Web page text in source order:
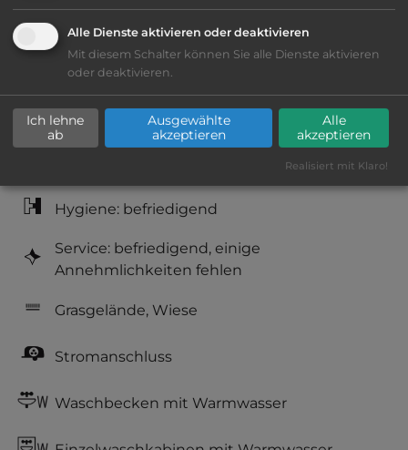
Lage: schön
Platzeinrichtung: befriedigend
Geräuschkulisse: überwiegend ruhig
Hygiene: befriedigend
Service: befriedigend, einige
Annehmlichkeiten fehlen
Grasgelände, Wiese
Stromanschluss
Waschbecken mit Warmwasser
Alle Dienste aktivieren oder deaktivieren
Mit diesem Schalter können Sie alle Dienste aktivieren
oder deaktivieren.
Ich lehne
ab
Ausgewählte
akzeptieren
Alle
akzeptieren
Realisiert mit Klaro!